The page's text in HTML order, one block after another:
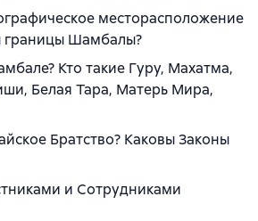
месторасположение
Шамбалы?
Кто такие Гуру, Махатма,
Белая Тара, Матерь Мира,
Братство? Каковы Законы
и Сотрудниками